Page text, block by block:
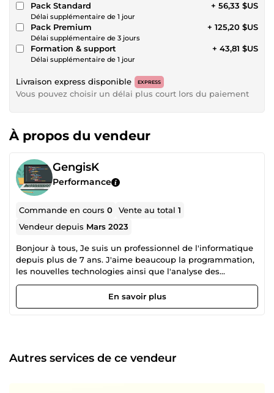
Pack Standard
Délai supplémentaire de 1 jour
+ 56,33 $US
Pack Premium
Délai supplémentaire de 3 jours
+ 125,20 $US
Formation & support
Délai supplémentaire de 1 jour
+ 43,81 $US
Livraison express disponible EXPRESS
Vous pouvez choisir un délai plus court lors du paiement
À propos du vendeur
GengisK
Performance
Commande en cours0 Vente au total1
Vendeur depuis Mars 2023
Bonjour à tous, Je suis un professionnel de l'informatique
depuis plus de 7 ans. J'aime beaucoup la programmation,
les nouvelles technologies ainsi que l'analyse des
données. Mon but sur comeup, est de satisfaire mes
clients en leurs proposant des services de qualités.
N'hésitez pas à me contacter pour le développement des
En savoir plus
Autres services de ce vendeur